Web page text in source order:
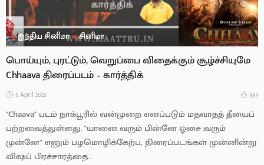
இந்திய சினிமா சினிமா
பொய்யும், புரட்டும், வெறுப்பை விதைக்கும் சூழ்ச்சியுமே
Chhaava திரைப்படம் – கார்த்திக்
6 April 2025 853
"Chaava" படம் நாக்பூரில் வன்முறை எனப்படும் மதவாதத் தீயைப்
பற்றவைத்துள்ளது. "யானை வரும் பின்னே ஓசை வரும்
முன்னே" எனும் பழமொழிக்கேற்ப, திரைப்படங்கள் முன்னின்று
விஷப் பிரச்சாரத்தை...